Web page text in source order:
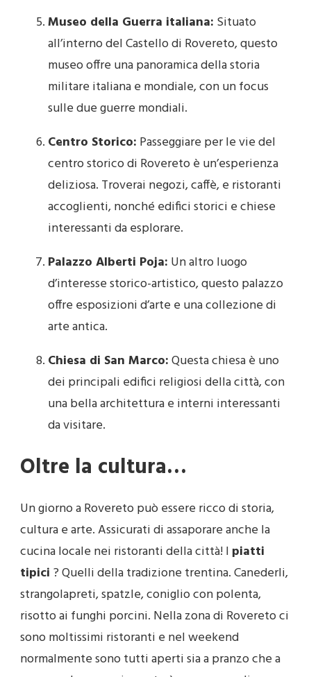
Museo della Guerra italiana: Situato
all’interno del Castello di Rovereto, questo
museo offre una panoramica della storia
militare italiana e mondiale, con un focus
sulle due guerre mondiali.
Centro Storico: Passeggiare per le vie del
centro storico di Rovereto è un’esperienza
deliziosa. Troverai negozi, caffè, e ristoranti
accoglienti, nonché edifici storici e chiese
interessanti da esplorare.
Palazzo Alberti Poja: Un altro luogo
d’interesse storico-artistico, questo palazzo
offre esposizioni d’arte e una collezione di
arte antica.
Chiesa di San Marco:Questa chiesa è uno
dei principali edifici religiosi della città, con
una bella architettura e interni interessanti
da visitare.
Oltre la cultura…
Un giorno a Rovereto può essere ricco di storia,
cultura e arte. Assicurati di assaporare anche la
cucina locale nei ristoranti della città! I piatti
tipici ? Quelli della tradizione trentina. Canederli,
strangolapreti, spatzle, coniglio con polenta,
risotto ai funghi porcini. Nella zona di Rovereto ci
sono moltissimi ristoranti e nel weekend
normalmente sono tutti aperti sia a pranzo che a